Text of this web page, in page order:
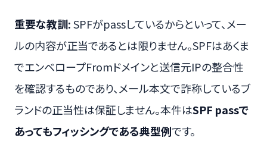
重要な教訓:SPFがpassしているからといって、メー
ルの内容が正当であるとは限りません。SPFはあくま
でエンベロープFromドメインと送信元IPの整合性
を確認するものであり、メール本文で詐称しているブ
ランドの正当性は保証しません。本件はSPF passで
あってもフィッシングである典型例です。